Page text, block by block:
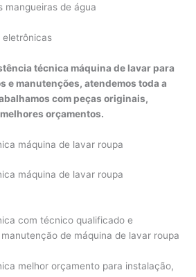
mangueiras de água
eletrônicas
técnica máquina de lavar para
e manutenções, atendemos toda a
com peças originais,
orçamentos.
máquina de lavar roupa
máquina de lavar roupa
com técnico qualificado e
de máquina de lavar roupa
melhor orçamento para instalação,